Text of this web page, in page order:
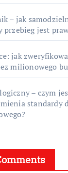
– jak
przebieg jest
jak
milionowego
– czym
standardy